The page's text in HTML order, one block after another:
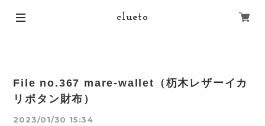
clueto
File no.367 mare-wallet（杤木レザーイカ
リボタン財布）
2023/01/30 15:34